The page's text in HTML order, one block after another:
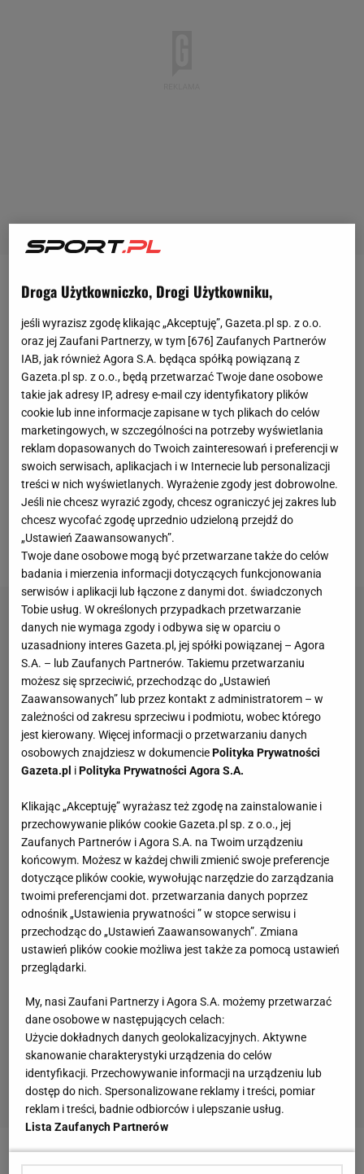
Taką sytuację opisał portal Diaro Gol, który przybliżył
też szczegóły wiadomości Ronaldo. CR7 ponoć
radził Neymarowi, by ten nie wyjeżdżał do Paryża,
gdyż w ten sposób nie zrobi kroku do przodu, a
raczej się cofnie. Zaznaczył, że Ligue 1 w
porównaniu z La Liga czyPremier Leagueoznacza
zdecydowanie mniejszy prestiż. Zarekomendował
też Manchester United jako klub, w którym
Brazylijczyk lepiej, by się rozwinął. Czerwone Diabły
sercu Ronaldo są bliskie. To przecież drużyna, w
której napastnik z Madery wypłynął na szerokie
wody.
Rady Ronaldo nie są zbyt zaskakujące, ale
Droga Użytkowniczko, Drogi Użytkowniku,
jeśli wyrazisz zgodę klikając „Akceptuję”, Gazeta.pl sp. z o.o.
oraz jej Zaufani Partnerzy, w tym [676] Zaufanych Partnerów
IAB, jak również Agora S.A. będąca spółką powiązaną z
Gazeta.pl sp. z o.o., będą przetwarzać Twoje dane osobowe
takie jak adresy IP, adresy e-mail czy identyfikatory plików
cookie lub inne informacje zapisane w tych plikach do celów
marketingowych, w szczególności na potrzeby wyświetlania
reklam dopasowanych do Twoich zainteresowań i preferencji w
swoich serwisach, aplikacjach i w Internecie lub personalizacji
treści w nich wyświetlanych. Wyrażenie zgody jest dobrowolne.
Jeśli nie chcesz wyrazić zgody, chcesz ograniczyć jej zakres lub
chcesz wycofać zgodę uprzednio udzieloną przejdź do
„Ustawień Zaawansowanych”.
Twoje dane osobowe mogą być przetwarzane także do celów
badania i mierzenia informacji dotyczących funkcjonowania
serwisów i aplikacji lub łączone z danymi dot. świadczonych
Tobie usług. W określonych przypadkach przetwarzanie
danych nie wymaga zgody i odbywa się w oparciu o
uzasadniony interes Gazeta.pl, jej spółki powiązanej – Agora
S.A. – lub Zaufanych Partnerów. Takiemu przetwarzaniu
możesz się sprzeciwić, przechodząc do „Ustawień
Zaawansowanych” lub przez kontakt z administratorem – w
zależności od zakresu sprzeciwu i podmiotu, wobec którego
jest kierowany. Więcej informacji o przetwarzaniu danych
osobowych znajdziesz w dokumenciePolityka Prywatności
Gazeta.pl iPolityka Prywatności Agora S.A.
Klikając „Akceptuję” wyrażasz też zgodę na zainstalowanie i
przechowywanie plików cookie Gazeta.pl sp. z o.o., jej
Zaufanych Partnerów i Agora S.A. na Twoim urządzeniu
końcowym. Możesz w każdej chwili zmienić swoje preferencje
dotyczące plików cookie, wywołując narzędzie do zarządzania
twoimi preferencjami dot. przetwarzania danych poprzez
odnośnik „Ustawienia prywatności ” w stopce serwisu i
przechodząc do „Ustawień Zaawansowanych”. Zmiana
ustawień plików cookie możliwa jest także za pomocą ustawień
przeglądarki.
My, nasi Zaufani Partnerzy i Agora S.A. możemy przetwarzać
dane osobowe w następujących celach:
Użycie dokładnych danych geolokalizacyjnych. Aktywne
skanowanie charakterystyki urządzenia do celów
identyfikacji. Przechowywanie informacji na urządzeniu lub
dostęp do nich. Spersonalizowane reklamy i treści, pomiar
reklam i treści, badnie odbiorców i ulepszanie usług.
Lista Zaufanych Partnerów